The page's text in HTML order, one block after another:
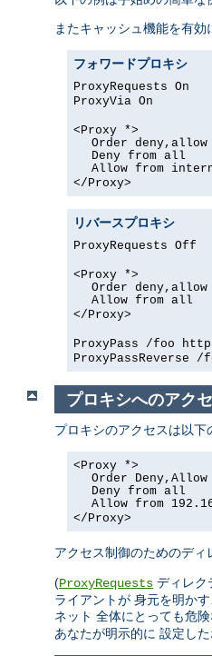
またキャッシュ機能を有効
フォワードプロキシ
ProxyRequests On
ProxyVia On
<Proxy *>
Order deny,allow
Deny from all
Allow from
</Proxy>
リバースプロキシ
ProxyRequests Off
<Proxy *>
Order deny,allow
Allow from all
</Proxy>
ProxyPass /foo
ProxyPassReverse
プロキシへのアク
プロキシのアクセスは以下
<Proxy *>
Order Deny,Allow
Deny from all
Allow from
</Proxy>
アクセス制御のためのデ
(ProxyRequests ディレク
ライアントが 身元を明か
ネット 全体にとっても危
あなたが明示的に 設定し